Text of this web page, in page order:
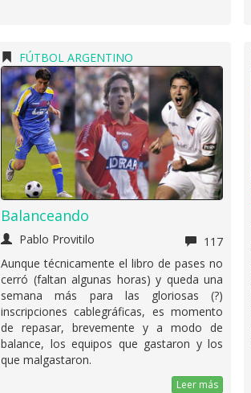
FÚTBOL ARGENTINO
Balanceando
Pablo Provitilo
117
Aunque técnicamente el libro de pases no
cerró (faltan algunas horas) y queda una
semana más para las gloriosas (?)
inscripciones cablegráficas, es momento
de repasar, brevemente y a modo de
balance, los equipos que gastaron y los
que malgastaron.
Leer más